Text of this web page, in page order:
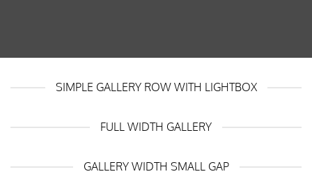
SIMPLE GALLERY ROW WITH LIGHTBOX
FULL WIDTH GALLERY
GALLERY WIDTH SMALL GAP